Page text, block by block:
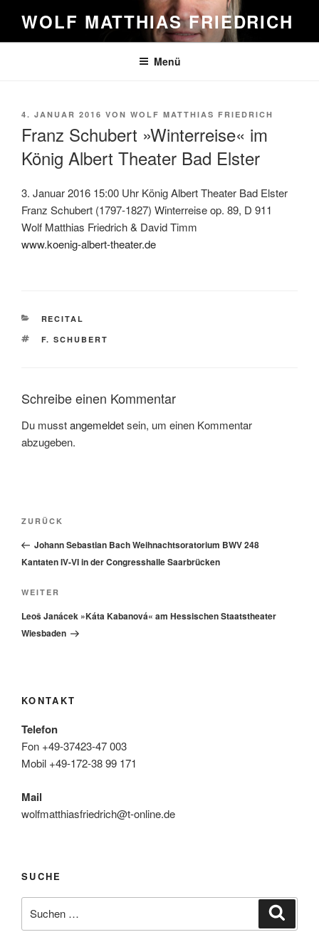
Inhalt
springen
WOLF MATTHIAS FRIEDRICH
Menü
VERÖFFENTLICHT
4. JANUAR 2016 VON WOLF MATTHIAS FRIEDRICH
Franz Schubert »Winterreise« im
König Albert Theater Bad Elster
3. Januar 2016 15:00 Uhr König Albert Theater Bad Elster
Franz Schubert (1797-1827) Winterreise op. 89, D 911
Wolf Matthias Friedrich & David Timm
www.koenig-albert-theater.de
KATEGORIEN
RECITAL
SCHLAGWÖRTER
F. SCHUBERT
Schreibe einen Kommentar
Du musstangemeldetsein, um einen Kommentar
abzugeben.
Beitragsnavigation
Vorheriger
Beitrag
ZURÜCK
Johann Sebastian Bach Weihnachtsoratorium BWV 248
Kantaten IV-VI in der Congresshalle Saarbrücken
Nächster
Beitrag
WEITER
Leoš Janácek »Káta Kabanová« am Hessischen Staatstheater
Wiesbaden
KONTAKT
Telefon
Fon +49-37423-47 003
Mobil +49-172-38 99 171
Mail
wolfmatthiasfriedrich@t-online.de
SUCHE
nach: